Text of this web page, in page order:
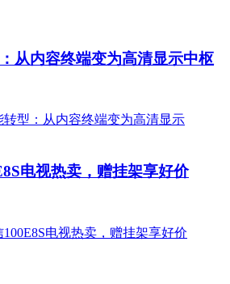
从内容终端变为高清显示中枢
电视热卖，赠挂架享好价